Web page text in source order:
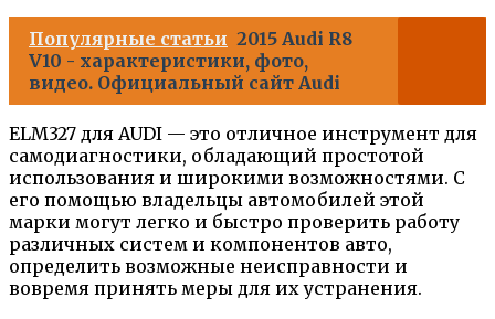
Популярные статьи 2015 Audi R8
V10 - характеристики, фото,
видео. Официальный сайт Audi
ELM327 для AUDI — это отличное инструмент для
самодиагностики, обладающий простотой
использования и широкими возможностями. С
его помощью владельцы автомобилей этой
марки могут легко и быстро проверить работу
различных систем и компонентов авто,
определить возможные неисправности и
вовремя принять меры для их устранения.